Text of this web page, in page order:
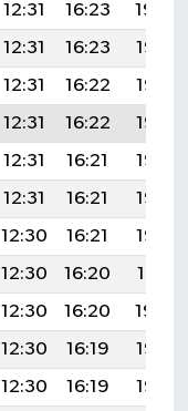
12:31 16:23
19:39
12:31 16:23
19:38
12:31 16:22
19:37
12:31 16:22
19:36
12:31 16:21
19:35
12:31 16:21
19:33
12:30 16:21
19:32
12:30 16:20
19:31
12:30 16:20
19:30
12:30 16:19
19:28
12:30 16:19
19:27